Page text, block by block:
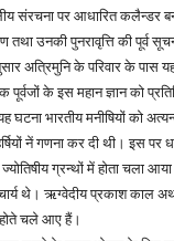
संरचना पर आधारित कलैन्डर
उनकी पुनरावृत्ति की पूर्व
अत्रिमुनि के परिवार के पास
पूर्वजों के इस महान ज्ञान को
घटना भारतीय मनीषियों को
नें गणना कर दी थी। इस पर
ज्योतिषीय ग्रन्थों में होता चला
थे। ऋग्वेदीय प्रकाश काल
चले आए हैं।